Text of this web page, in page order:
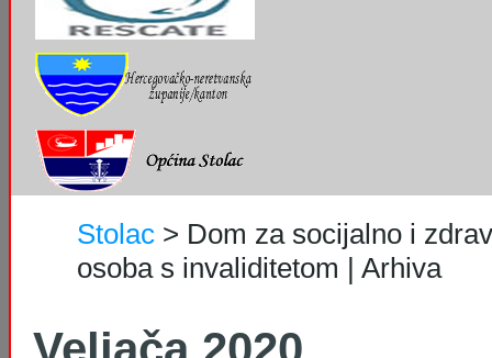
Stolac > Dom za socijalno i
osoba s invaliditetom | Arhiva